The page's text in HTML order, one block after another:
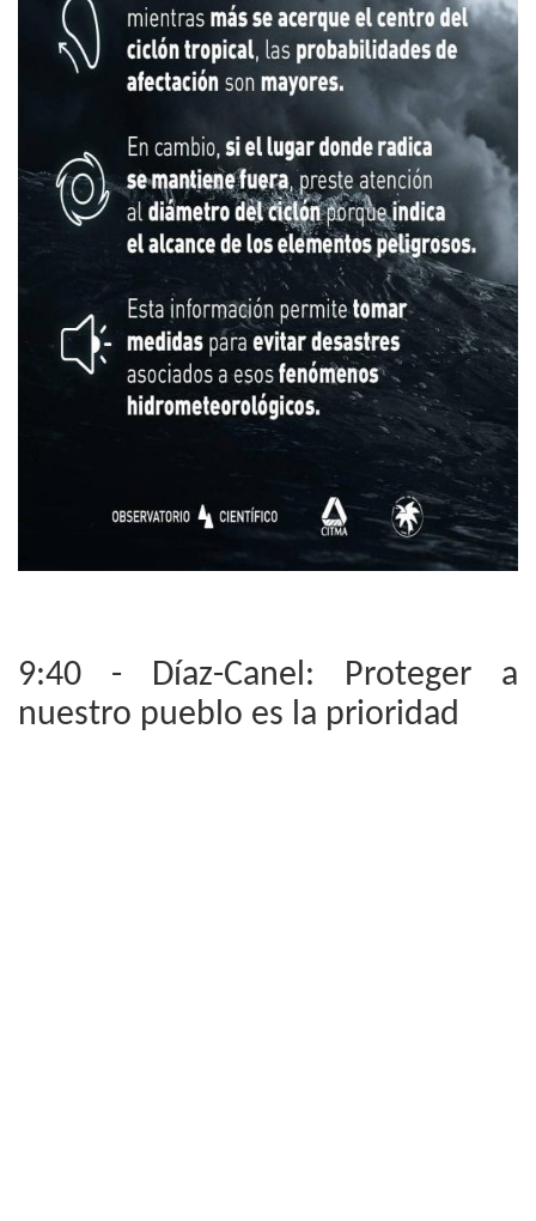
9:40 - Díaz-Canel: Proteger a
nuestro pueblo es la prioridad